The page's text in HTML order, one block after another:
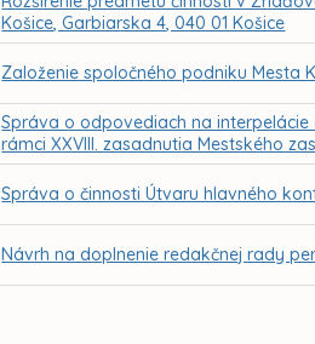
Košice, Garbiarska 4, 040 01 Košice
Založenie spoločného podniku Mesta
Správa o odpovediach na
rámci XXVIII. zasadnutia Mestského
Správa o činnosti Útvaru hlavného
Návrh na doplnenie redakčnej rady